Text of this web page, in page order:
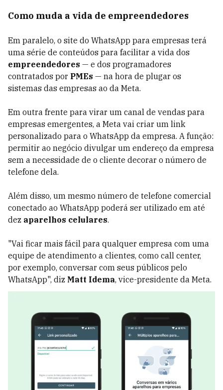
Como muda a vida de empreendedores
Em paralelo, o site do WhatsApp para empresas terá
uma série de conteúdos para facilitar a vida dos
empreendedores — e dos programadores
contratados por PMEs — na hora de plugar os
sistemas das empresas ao da Meta.
Em outra frente para virar um canal de vendas para
empresas emergentes, a Meta vai criar um link
personalizado para o WhatsApp da empresa. A função:
permitir ao negócio divulgar um endereço da empresa
sem a necessidade de o cliente decorar o número de
telefone dela.
Além disso, um mesmo número de telefone comercial
conectado ao WhatsApp poderá ser utilizado em até
dez aparelhos celulares.
"Vai ficar mais fácil para qualquer empresa com uma
equipe de atendimento a clientes, como call center,
por exemplo, conversar com seus públicos pelo
WhatsApp", diz Matt Idema, vice-presidente da Meta.